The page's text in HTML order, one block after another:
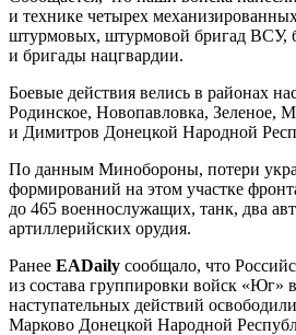
и технике четырех
штурмовых, штурмовой бригад ВСУ,
и бригады нацгвардии.
Боевые действия велись в районах
Родинское, Новопавловка, Зеленое,
и Димитров Донецкой Народной
По данным Минобороны, потери
формирований на этом участке
до 465 военнослужащих, танк, два
артиллерийских орудия.
Ранее EADaily сообщало, что
из состава группировки войск «Юг»
наступательных действий
Марково Донецкой Народной